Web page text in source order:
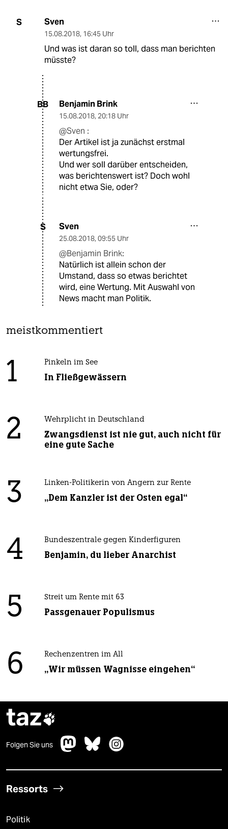
S Sven
15.08.2018, 16:45 Uhr
Und was ist daran so toll, dass man berichten
müsste?
BB Benjamin Brink
15.08.2018, 20:18 Uhr
@Sven :
Der Artikel ist ja zunächst erstmal
wertungsfrei.
Und wer soll darüber entscheiden,
was berichtenswert ist? Doch wohl
nicht etwa Sie, oder?
S Sven
25.08.2018, 09:55 Uhr
@Benjamin Brink:
Natürlich ist allein schon der
Umstand, dass so etwas berichtet
wird, eine Wertung. Mit Auswahl von
News macht man Politik.
meistkommentiert
1 Pinkeln im See
In Fließgewässern
2 Wehrplicht in Deutschland
Zwangsdienst ist nie gut, auch nicht für
eine gute Sache
3 Linken-Politikerin von Angern zur Rente
„Dem Kanzler ist der Osten egal“
4 Bundeszentrale gegen Kinderfiguren
Benjamin, du lieber Anarchist
5 Streit um Rente mit 63
Passgenauer Populismus
6 Rechenzentren im All
„Wir müssen Wagnisse eingehen“
taz
Folgen Sie uns
Ressorts
Politik